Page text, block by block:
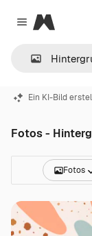
Close menu
Magnific
Ein KI-Bild
Fotos -
Fotos